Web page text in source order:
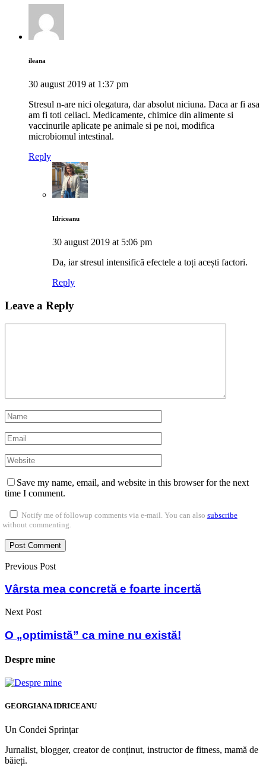
ileana
30 august 2019 at 1:37 pm
Stresul n-are nici olegatura, dar absolut niciuna. Daca ar fi asa
am fi toti celiaci. Medicamente, chimice din alimente si
vaccinurile aplicate pe animale si pe noi, modifica
microbiomul intestinal.
Reply
Idriceanu
30 august 2019 at 5:06 pm
Da, iar stresul intensifică efectele a toți acești factori.
Reply
Leave a Reply
Save my name, email, and website in this browser for the next
time I comment.
Notify me of followup comments via e-mail. You can also subscribe
without commenting.
Previous Post
Vârsta mea concretă e foarte incertă
Next Post
O „optimistă” ca mine nu există!
Despre mine
GEORGIANA IDRICEANU
Un Condei Sprințar
Jurnalist, blogger, creator de conținut, instructor de fitness, mamă de
băieți.